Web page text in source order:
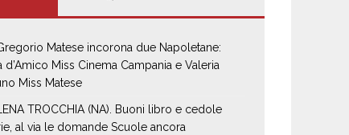
Matese incorona due Napoletane:
d’Amico Miss Cinema Campania e Valeria
Miss Matese
TROCCHIA (NA). Buoni libro e cedole
al via le domande Scuole ancora